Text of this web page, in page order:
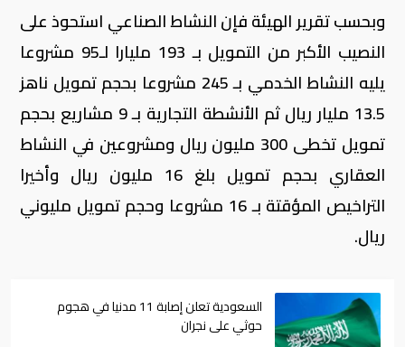
وبحسب تقرير الهيئة فإن النشاط الصناعي استحوذ على
النصيب الأكبر من التمويل بـ 193 مليارا لـ95 مشروعا
يليه النشاط الخدمي بـ 245 مشروعا بحجم تمويل ناهز
13.5 مليار ريال ثم الأنشطة التجارية بـ 9 مشاريع بحجم
تمويل تخطى 300 مليون ريال ومشروعين في النشاط
العقاري بحجم تمويل بلغ 16 مليون ريال وأخيرا
التراخيص المؤقتة بـ 16 مشروعا وحجم تمويل مليوني
ريال.
السعودية تعلن إصابة 11 مدنيا في هجوم
حوثي على نجران